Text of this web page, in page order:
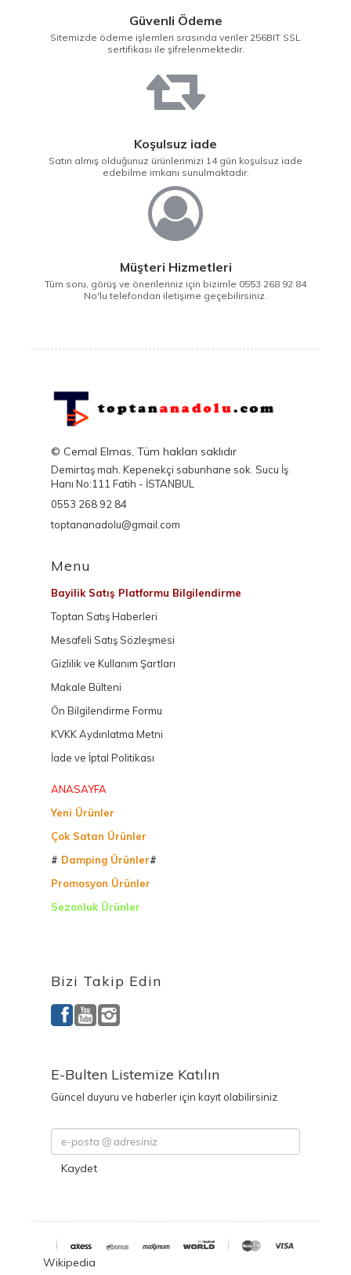
Güvenli Ödeme
Sitemizde ödeme işlemleri srasında veriler 256BIT SSL
sertifikası ile şifrelenmektedir.
Koşulsuz iade
Satın almış olduğunuz ürünlerimizi 14 gün koşulsuz iade
edebilme imkanı sunulmaktadır.
Müşteri Hizmetleri
Tüm soru, görüş ve önerileriniz için bizimle 0553 268 92 84
No'lu telefondan iletişime geçebilirsiniz.
© Cemal Elmas, Tüm hakları saklıdır
Demirtaş mah. Kepenekçi sabunhane sok. Sucu İş
Hanı No:111 Fatih - İSTANBUL
0553 268 92 84
toptananadolu@gmail.com
Menu
Bayilik Satış Platformu Bilgilendirme
Toptan Satış Haberleri
Mesafeli Satış Sözleşmesi
Gizlilik ve Kullanım Şartları
Makale Bülteni
Ön Bilgilendirme Formu
KVKK Aydınlatma Metni
İade ve İptal Politikası
ANASAYFA
Yeni Ürünler
Çok Satan Ürünler
# Damping Ürünler#
Promosyon Ürünler
Sezonluk Ürünler
Bizi Takip Edin
E-Bulten Listemize Katılın
Güncel duyuru ve haberler için kayıt olabilirsiniz
Kaydet
Wikipedia